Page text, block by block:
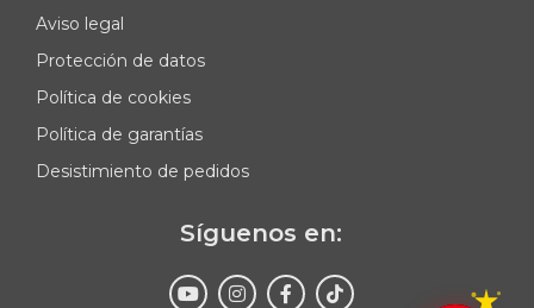
Aviso legal
Protección de datos
Política de cookies
Política de garantías
Desistimiento de pedidos
Síguenos en: